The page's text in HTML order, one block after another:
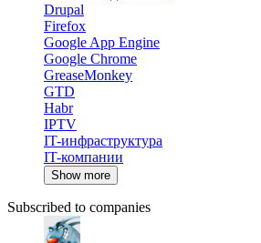
Drupal
Firefox
Google App Engine
Google Chrome
GreaseMonkey
GTD
Habr
IPTV
IT-инфраструктура
IT-компании
Show more
Subscribed to companies